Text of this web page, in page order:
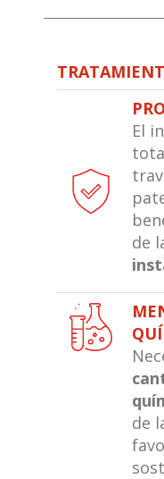
El
de
de